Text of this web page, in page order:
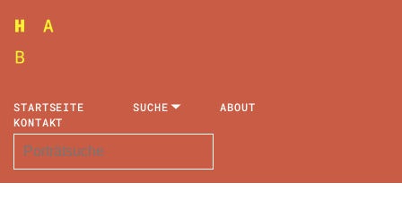
STARTSEITE SUCHE
ABOUT
KONTAKT